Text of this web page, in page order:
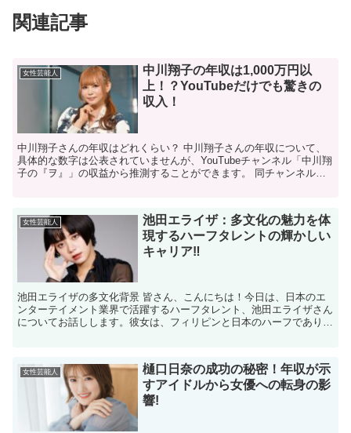
関連記事
女性芸能人
中川翔子の年収は1,000万円以
上！？YouTubeだけでも驚きの
収入！
中川翔子さんの年収はどれくらい？ 中川翔子さんの年収について、
具体的な数字は公表されていませんが、YouTubeチャンネル「中川翔
子の『ヲ』」の収益から推測することができます。 同チャンネルの
女性芸能人
池田エライザ：多文化の魅力を体
現するハーフタレントの輝かしい
キャリア‼
池田エライザの多文化背景 皆さん、こんにちは！今日は、日本のエ
ンターテイメント業界で活躍するハーフタレント、池田エライザさん
についてお話しします。彼女は、フィリピンと日本のハーフであり、
女性芸能人
樋口日奈の成功の秘密！年収が示
すアイドルから女優への転身の影
響!